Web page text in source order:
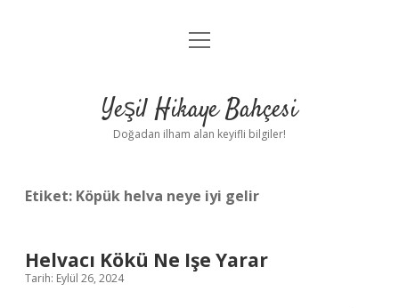
Anasayfa
Yasal Uyarı
menüyü
Yeşil Hikaye Bahçesi
Doğadan ilham alan keyifli bilgiler!
Etiket: Köpük helva neye iyi gelir
Helvacı Kökü Ne Işe Yarar
Tarih: Eylül 26, 2024